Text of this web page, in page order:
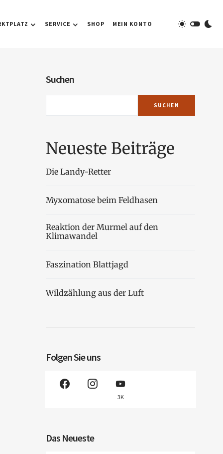
SERVICE SHOP MEIN KONTO
Suchen
SUCHEN
Neueste Beiträge
Die Landy-Retter
Myxomatose beim Feldhasen
Reaktion der Murmel auf den
Klimawandel
Faszination Blattjagd
Wildzählung aus der Luft
Folgen Sie uns
3K
Das Neueste